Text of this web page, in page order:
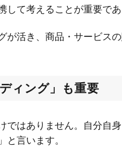
して考えることが重要であ
活き、商品・サービス
ィング」も重要
ではありません。自分自
と言います。